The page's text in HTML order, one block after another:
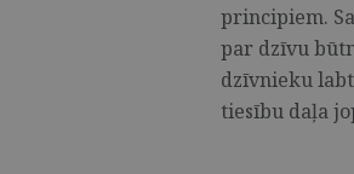
principiem.
par dzīvu
dzīvnieku
tiesību daļa